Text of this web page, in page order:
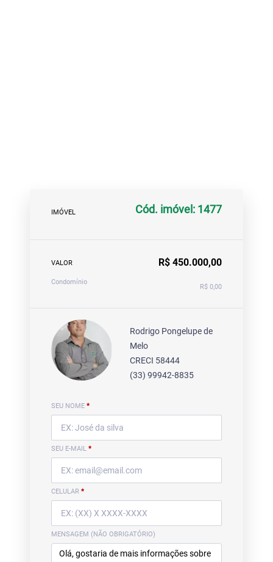
IMÓVEL Cód. imóvel: 1477
VALOR R$ 450.000,00
Condomínio
R$ 0,00
Rodrigo Pongelupe de
Melo
CRECI 58444
(33) 99942-8835
SEU NOME *
SEU E-MAIL *
CELULAR *
MENSAGEM (NÃO OBRIGATÓRIO)